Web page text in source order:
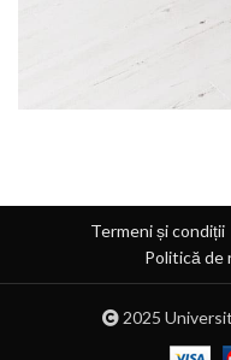
Termeni și condiții
Politică de
2025